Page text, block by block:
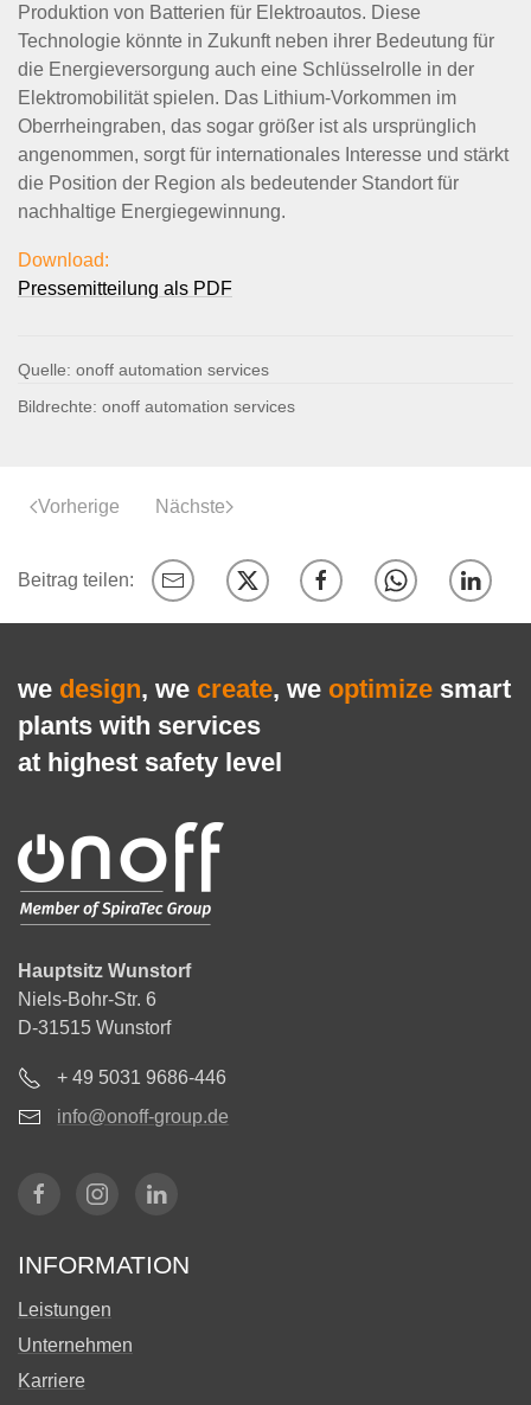
Produktion von Batterien für Elektroautos. Diese
Technologie könnte in Zukunft neben ihrer Bedeutung für
die Energieversorgung auch eine Schlüsselrolle in der
Elektromobilität spielen. Das Lithium-Vorkommen im
Oberrheingraben, das sogar größer ist als ursprünglich
angenommen, sorgt für internationales Interesse und stärkt
die Position der Region als bedeutender Standort für
nachhaltige Energiegewinnung.
Download:
Pressemitteilung als PDF
Quelle: onoff automation services
Bildrechte: onoff automation services
Vorherige Nächste
we design, we create, we optimize smart
plants with services
at highest safety level
Hauptsitz Wunstorf
Niels-Bohr-Str. 6
D-31515 Wunstorf
+ 49 5031 9686-446
info@onoff-group.de
INFORMATION
Leistungen
Unternehmen
Karriere